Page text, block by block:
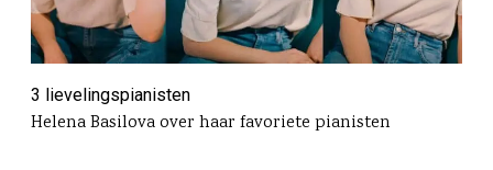
3 lievelingspianisten
Helena Basilova over haar favoriete pianisten